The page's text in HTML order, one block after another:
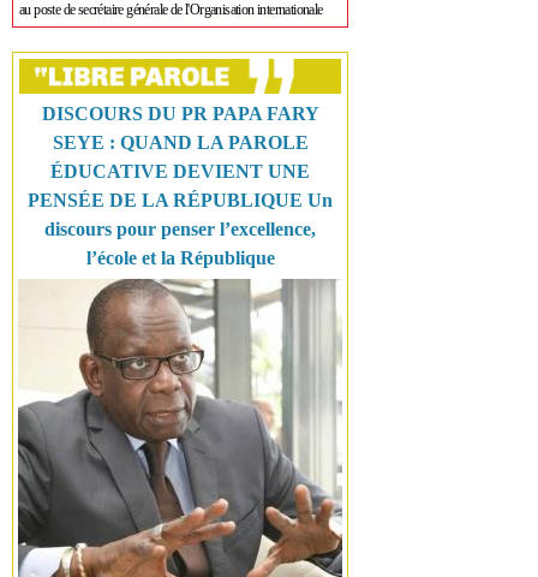
au poste de secrétaire générale de l'Organisation internationale
DISCOURS DU PR PAPA FARY
SEYE : QUAND LA PAROLE
ÉDUCATIVE DEVIENT UNE
PENSÉE DE LA RÉPUBLIQUE Un
discours pour penser l’excellence,
l’école et la République